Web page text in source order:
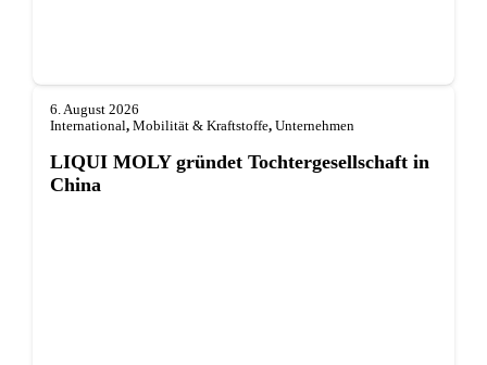
6. August 2026
International, Mobilität & Kraftstoffe, Unternehmen
LIQUI MOLY gründet Tochterge­sellschaft in
China